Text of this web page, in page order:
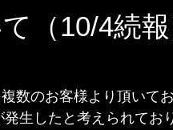
（10/4続報
数のお客様より頂いてお
生したと考えられてお